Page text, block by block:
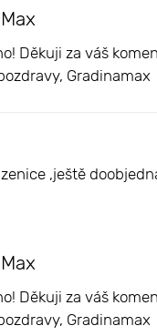
Děkuji za váš
Gradinamax
,ještě
Děkuji za váš
Gradinamax